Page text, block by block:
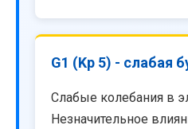
G1 (Kp 5) - слабая
Слабые колебания в
Незначительное